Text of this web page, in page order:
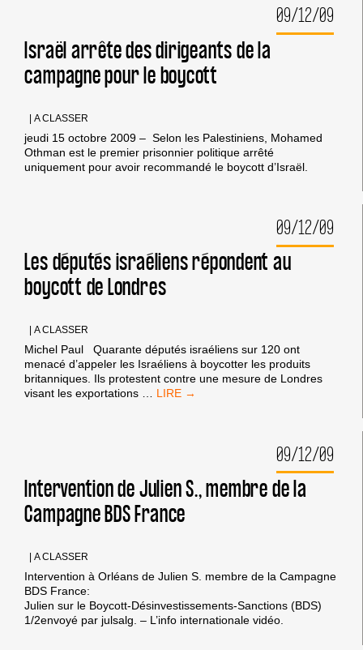
AUSSI
LES
PALESTINIENS
EUX-
09/12/09
Israël arrête des dirigeants de la
campagne pour le boycott
|A CLASSER
jeudi 15 octobre 2009 – Selon les Palestiniens, Mohamed
Othman est le premier prisonnier politique arrêté
uniquement pour avoir recommandé le boycott d’Israël.
09/12/09
Les députés israéliens répondent au
boycott de Londres
|A CLASSER
Michel Paul Quarante députés israéliens sur 120 ont
menacé d’appeler les Israéliens à boycotter les produits
britanniques. Ils protestent contre une mesure de Londres
visant les exportations … LES
DE
LONDRES
09/12/09
Intervention de Julien S., membre de la
Campagne BDS France
|A CLASSER
Intervention à Orléans de Julien S. membre de la Campagne
BDS France:
Julien sur le Boycott-Désinvestissements-Sanctions (BDS)
1/2envoyé par julsalg. – L’info internationale vidéo.